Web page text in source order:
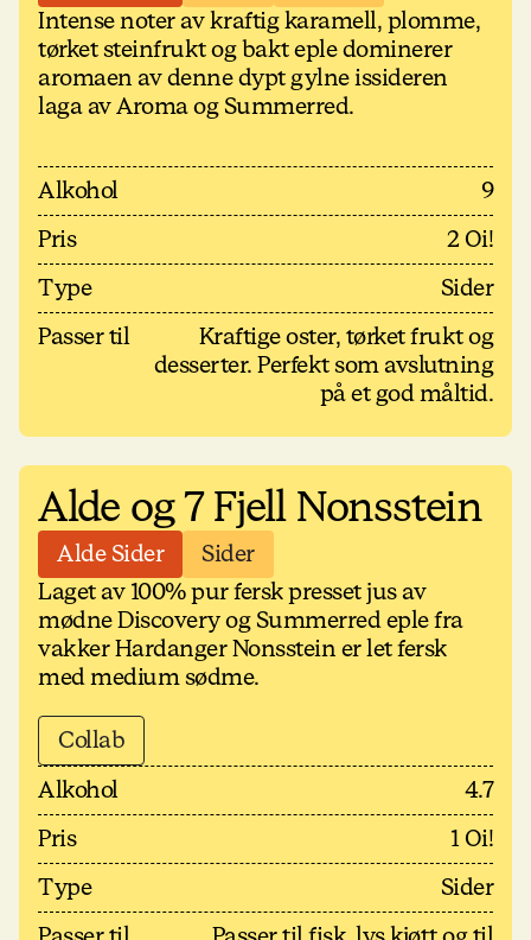
Intense noter av kraftig karamell, plomme,
tørket steinfrukt og bakt eple dominerer
aromaen av denne dypt gylne issideren
laga av Aroma og Summerred.
Alkohol
9
Pris
2 Oi!
Type
Sider
Passer til
Kraftige oster, tørket frukt og
desserter. Perfekt som avslutning
på et god måltid.
Alde og 7 Fjell Nonsstein
Alde Sider
Sider
Laget av 100% pur fersk presset jus av
mødne Discovery og Summerred eple fra
vakker Hardanger Nonsstein er let fersk
med medium sødme.
Collab
Alkohol
4.7
Pris
1 Oi!
Type
Sider